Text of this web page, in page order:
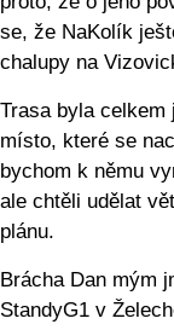
se, že NaKolík
chalupy na
Trasa byla celkem
místo, které se
bychom k němu
ale chtěli udělat
plánu.
Brácha Dan mým
StandyG1 v